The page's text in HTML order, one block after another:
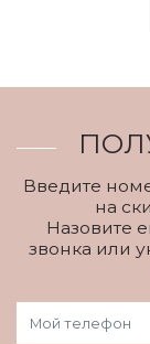
Введите
на
Назовите
звонка или